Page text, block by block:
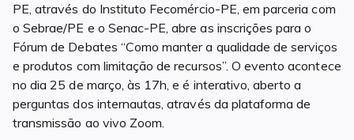
PE, através do Instituto Fecomércio-PE, em parceria com
o Sebrae/PE e o Senac-PE, abre as inscrições para o
Fórum de Debates “Como manter a qualidade de serviços
e produtos com limitação de recursos”. O evento acontece
no dia 25 de março, às 17h, e é interativo, aberto a
perguntas dos internautas, através da plataforma de
transmissão ao vivo Zoom.